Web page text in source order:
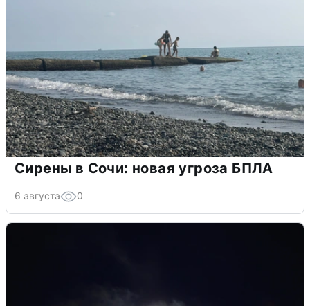
Сирены в Сочи: новая угроза БПЛА
6 августа 0